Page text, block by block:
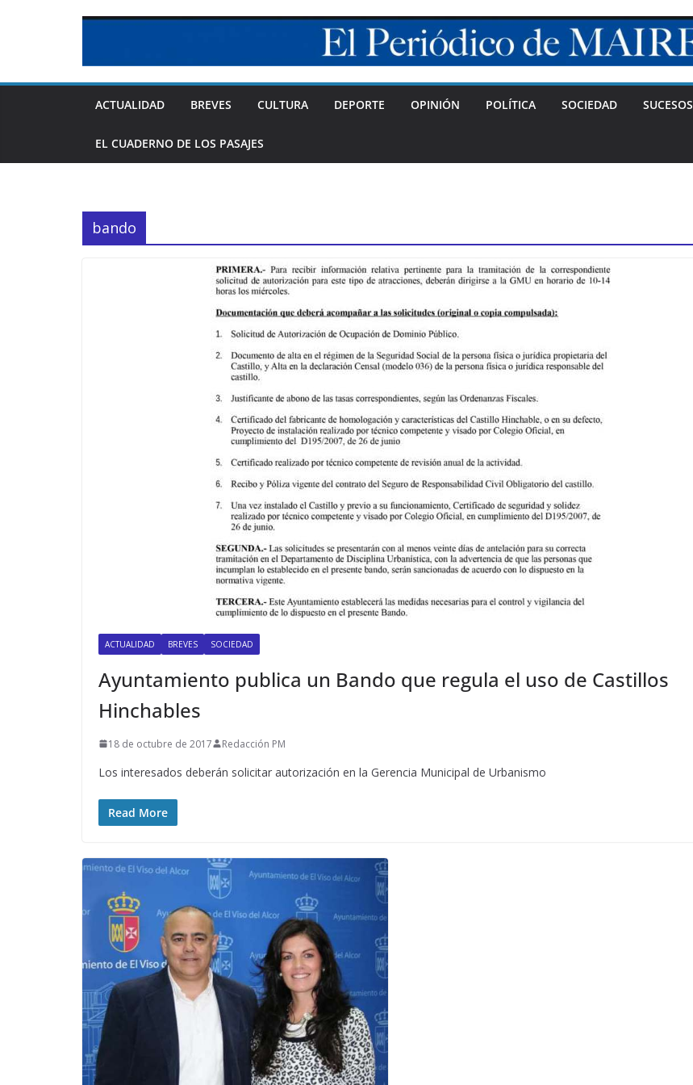
ACTUALIDAD BREVES CULTURA DEPORTE OPINIÓN POLÍTICA SOCIEDAD SUCESOS
EL CUADERNO DE LOS PASAJES
bando
ACTUALIDAD BREVES SOCIEDAD
Ayuntamiento publica un Bando que regula el uso de Castillos
Hinchables
18 de octubre de 2017 Redacción PM
Los interesados deberán solicitar autorización en la Gerencia Municipal de Urbanismo
Read More